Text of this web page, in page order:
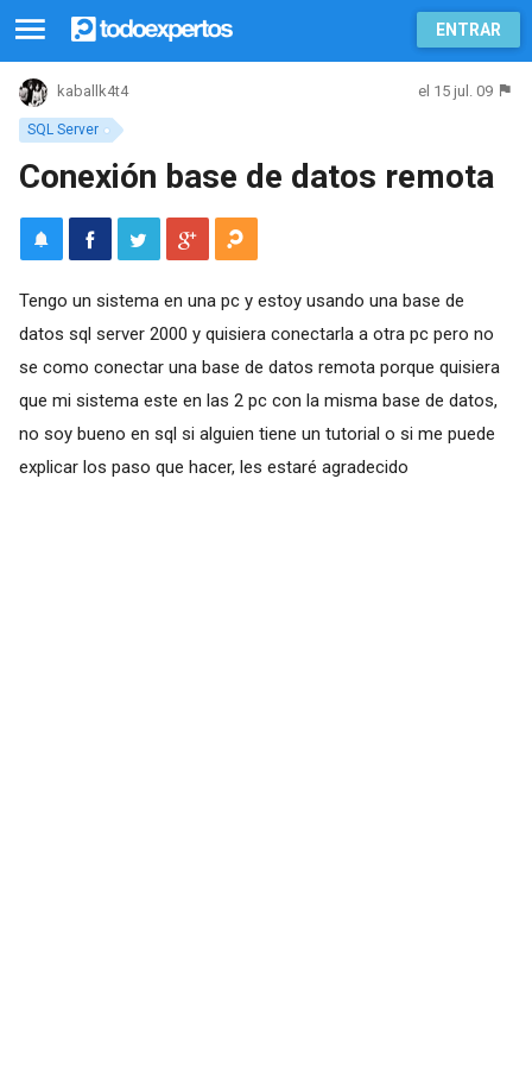
ENTRAR
SQL Server
kaballk4t4 el 15 jul. 09
Conexión base de datos remota
Tengo un sistema en una pc y estoy usando una base de
datos sql server 2000 y quisiera conectarla a otra pc pero no
se como conectar una base de datos remota porque quisiera
que mi sistema este en las 2 pc con la misma base de datos,
no soy bueno en sql si alguien tiene un tutorial o si me puede
explicar los paso que hacer, les estaré agradecido